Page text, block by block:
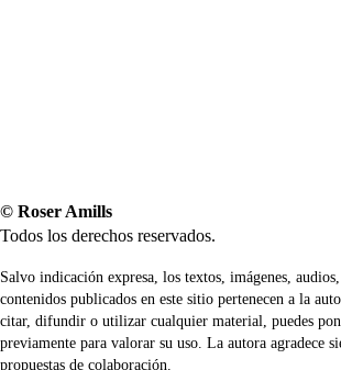
© Roser Amills
Todos los derechos reservados.
Salvo indicación expresa, los textos, imágenes,
contenidos publicados en este sitio pertenecen a la
citar, difundir o utilizar cualquier material, puedes
previamente para valorar su uso. La autora agradece
propuestas de colaboración.